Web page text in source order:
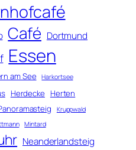
Café Dortmund
Essen
am See Harkortsee
Herdecke Herten
Kruppwald
Mintard
Neanderlandsteig